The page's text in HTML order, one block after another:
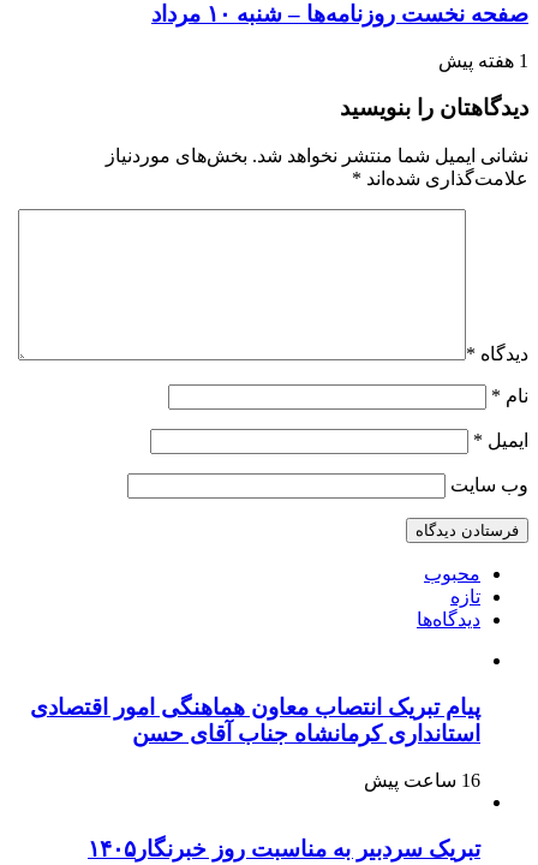
صفحه نخست روزنامه‌ها – شنبه ۱۰ مرداد
1 هفته پیش
دیدگاهتان را بنویسید
نشانی ایمیل شما منتشر نخواهد شد. بخش‌های موردنیاز
علامت‌گذاری شده‌اند *
دیدگاه *
نام *
ایمیل *
وب‌ سایت
محبوب
تازه
دیدگاه‌ها
پیام تبریک انتصاب معاون هماهنگی امور اقتصادی
استانداری کرمانشاه جناب آقای حسن
16 ساعت پیش
تبریک سردبیر به مناسبت روز خبرنگار۱۴۰۵